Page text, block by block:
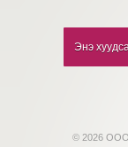
Энэ
© 2026 ООО